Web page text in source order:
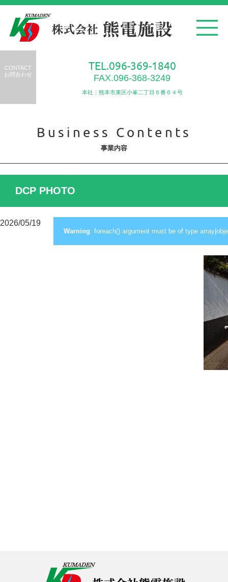
CONTACT
お問合わせ
TEL.096-369-1840
FAX.096-368-3249
本社：熊本市東区小峯二丁目６番６４号
Business Contents
事業内容
DCP PHOTO
2026/05/19
Warning: foreach() argument must be of type